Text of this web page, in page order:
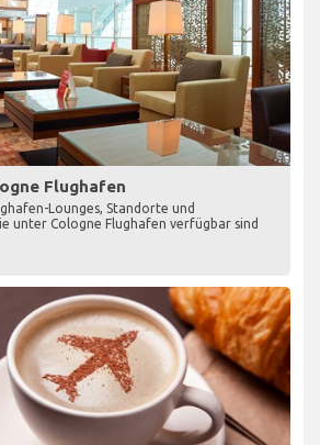
Flughafen
Lounges, Standorte und
unter Cologne Flughafen verfügbar sind